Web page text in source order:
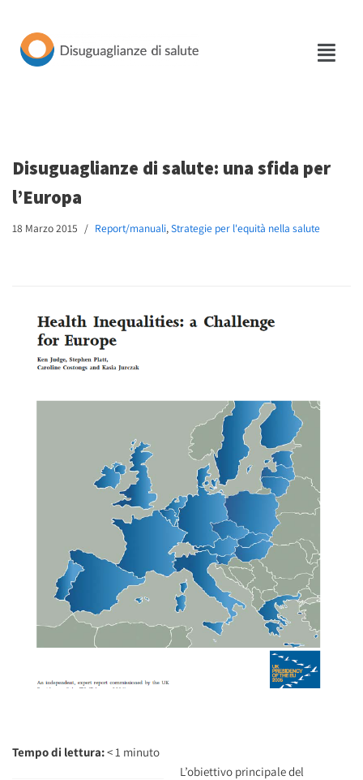
Vai
Disuguaglianze di salute: una sfida per
l’Europa
18 Marzo 2015 Report/manuali,Strategie per l'equità nella salute
Tempo di lettura:< 1 minuto
L’obiettivo principale del